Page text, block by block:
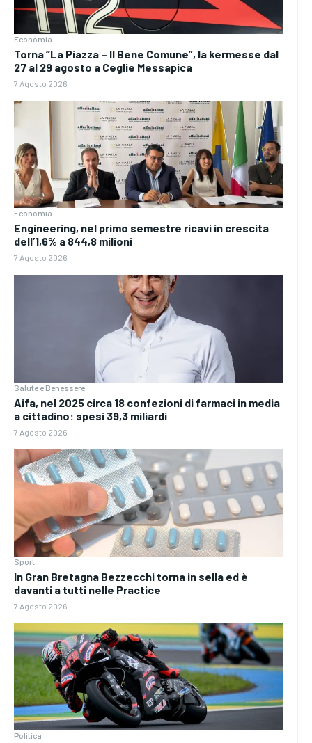
Economia
Torna “La Piazza – Il Bene Comune”, la kermesse dal
27 al 29 agosto a Ceglie Messapica
7 Agosto 2026
Economia
Engineering, nel primo semestre ricavi in crescita
dell’1,6% a 844,8 milioni
7 Agosto 2026
Salute e Benessere
Aifa, nel 2025 circa 18 confezioni di farmaci in media
a cittadino: spesi 39,3 miliardi
7 Agosto 2026
Sport
In Gran Bretagna Bezzecchi torna in sella ed è
davanti a tutti nelle Practice
7 Agosto 2026
Politica